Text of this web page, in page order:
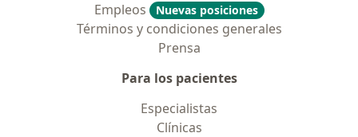
Empleos
Nuevas posiciones
Términos y condiciones generales
Prensa
Para los pacientes
Especialistas
Clínicas